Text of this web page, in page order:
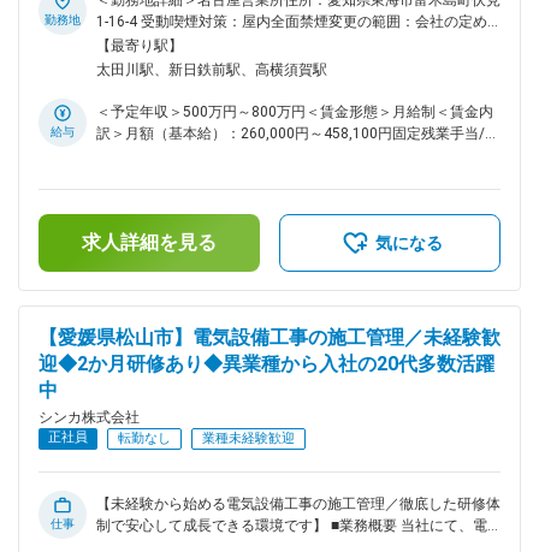
す。 ※年間2～3件をお任せ予定です。 ■業務詳細 ◇施工図の作
成、資材発注・管理 ◇工程・品質・安全・予算管理 ◇現場での
指示出し、協力会社との折衝 ◇作業報告書作成 など 【案件】
照明設備） ※現場への移動は社用車での移動 ※業務用端末（ス
マートフォン、タブレット等）の貸与有 ■組織構成 名古屋営
■研修体制 熟練技術者による現場OJTはもちろん、2019年、
大牟田営業所に新たに「技術センター」を設置。このセンター
は、電気・通信工事を実践形式で研修できるよう、現場そのも
のをセンター内に再現しています。ここでは、新人研修、技術
り、確かな技術でお客様に価値を提供することが出来ます。 ■
採用背景 ◇福岡県本社の当社名古屋営業所は2022年に開設
し、現所長、副所長は他エリアも兼務しているため、愛知エリ
アを専属で対応できる方を増員するための採用です。大型案件
は名古屋営業所の所長をお任せしたいと考えています。 ■資格
取得支援 一生モノのスキルになる資格取得については、受験
費用会社負担、受験日は出勤扱い、無事合格の場合お祝い金な
ど、全力で支援を行っています。 ■当社について 九州を拠点
に、通信基盤、電気工事など、ビジネスや暮らしに必要不可欠
なインフラ構築に関わっている会社です。平成13年までは、
勤務地
1-16-4 受動喫煙対策：屋内全面禁煙変更の範囲：会社の定め
る事業所
【最寄り駅】
太田川駅、新日鉄前駅、高横須賀駅
給与
＜予定年収＞500万円～800万円＜賃金形態＞月給制＜賃金内
訳＞月額（基本給）：260,000円～458,100円固定残業手当/
＜給与補足＞上記予定年収はこれまでのご経験・年齢・スキル
などを考慮の上で最終決定いたします。■賞与：年2回（7月・
12月）■昇給：年1回（4月）※年1回の査定、昇給、賞与に反
金額であり、選考を通じて上下する可能性があります。月給
(月額)は固定手当を含めた表記です。
求人詳細を見る 気になる
【愛媛県松山市】電気設備工事の施工管理／未経験歓
迎◆2か月研修あり◆異業種から入社の20代多数活躍
中
シンカ株式会社
正社員 転勤なし 業種未経験歓迎
仕事
【未経験から始める電気設備工事の施工管理／徹底した研修体
制で安心して成長できる環境です】 ■業務概要 当社にて、電